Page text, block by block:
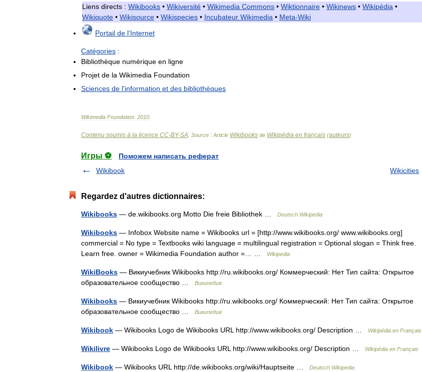
Liens directs : Wikibooks • Wikiversité • Wikimedia Commons • Wiktionnaire • Wikinews • Wikipédia •
Wikiquote • Wikisource • Wikispecies • Incubateur Wikimedia • Meta-Wiki
Portail de l’Internet
Catégories :
Bibliothèque numérique en ligne
Projet de la Wikimedia Foundation
Sciences de l'information et des bibliothèques
Wikimedia Foundation 2010
Contenu soumis à la licence CC-BY-SA . Source : Article Wikibooks de Wikipédia en français (auteurs)
Игры ⚽
Поможем написать реферат
Wikibook
Wikicities
Regardez d'autres dictionnaires:
Wikibooks — de.wikibooks.org Motto Die freie Bibliothek … Deutsch Wikipedia
Wikibooks — Infobox Website name = Wikibooks url = [http://www.wikibooks.org/ www.wikibooks.org]
commercial = No type = Textbooks wiki language = multilingual registration = Optional slogan = Think free.
Learn free. owner = Wikimedia Foundation author =… …
Wikipedia
WikiBooks — Викиучебник Wikibooks http://ru.wikibooks.org/ Коммерческий: Нет Тип сайта: Открытое
образовательное сообщество …
Википедия
Wikibooks — Викиучебник Wikibooks http://ru.wikibooks.org/ Коммерческий: Нет Тип сайта: Открытое
образовательное сообщество …
Википедия
Wikibook — Wikibooks Logo de Wikibooks URL http://www.wikibooks.org/ Description … Wikipédia en Français
Wikilivre — Wikibooks Logo de Wikibooks URL http://www.wikibooks.org/ Description … Wikipédia en Français
Wikibook — Wikibooks URL http://de.wikibooks.org/wiki/Hauptseite … Deutsch Wikipedia